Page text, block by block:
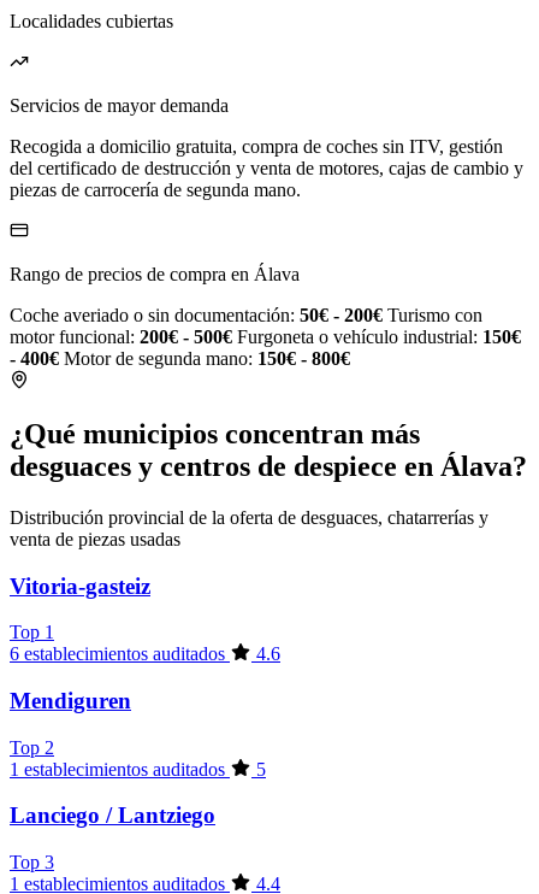
Localidades cubiertas
Servicios de mayor demanda
Recogida a domicilio gratuita, compra de coches sin ITV, gestión
del certificado de destrucción y venta de motores, cajas de cambio y
piezas de carrocería de segunda mano.
Rango de precios de compra en Álava
Coche averiado o sin documentación: 50€ - 200€ Turismo con
motor funcional: 200€ - 500€ Furgoneta o vehículo industrial: 150€
- 400€ Motor de segunda mano: 150€ - 800€
¿Qué municipios concentran más
desguaces y centros de despiece en Álava?
Distribución provincial de la oferta de desguaces, chatarrerías y
venta de piezas usadas
Vitoria-gasteiz
Top 1
6 establecimientos auditados
4.6
Mendiguren
Top 2
1 establecimientos auditados
5
Lanciego / Lantziego
Top 3
1 establecimientos auditados
4.4